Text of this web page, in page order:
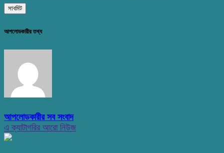
আপলোডকারীর তথ্য
আপলোডকারীর সব সংবাদ
এ ক্যাটাগরির আরো নিউজ